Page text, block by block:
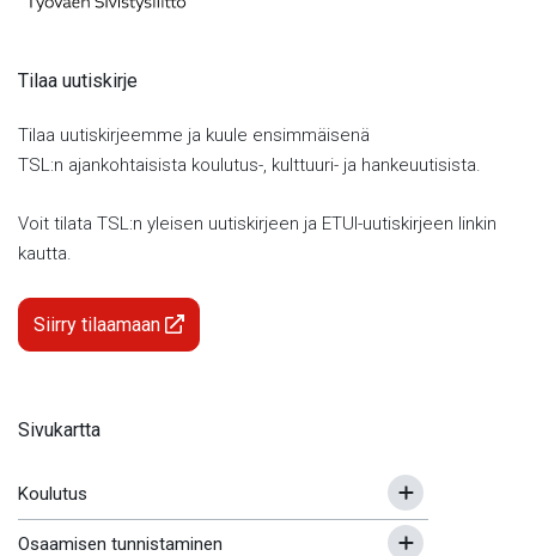
Tilaa uutiskirje
Tilaa uutiskirjeemme ja kuule ensimmäisenä
TSL:n ajankohtaisista koulutus-, kulttuuri- ja hankeuutisista.
Voit tilata TSL:n yleisen uutiskirjeen ja ETUI-uutiskirjeen linkin
kautta.
Siirry tilaamaan
Sivukartta
Koulutus
Osaamisen tunnistaminen